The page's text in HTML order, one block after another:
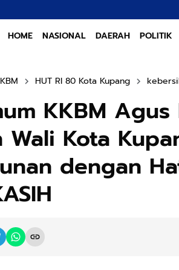
HOME NASIONAL DAERAH POLITIK
HUT RI 80 Kota Kupang
KKBM
Wali Kota
dengan